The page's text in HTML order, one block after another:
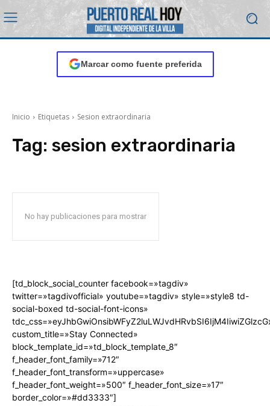
Marcar como fuente preferida
Inicio Etiquetas Sesion extraordinaria
Tag: sesion extraordinaria
No hay publicaciones para mostrar
[td_block_social_counter facebook=»tagdiv»
twitter=»tagdivofficial» youtube=»tagdiv» style=»style8 td-
social-boxed td-social-font-icons»
custom_title=»Stay Connected»
block_template_id=»td_block_template_8″
f_header_font_family=»712″
f_header_font_transform=»uppercase»
f_header_font_weight=»500″ f_header_font_size=»17″
border_color=»#dd3333″]